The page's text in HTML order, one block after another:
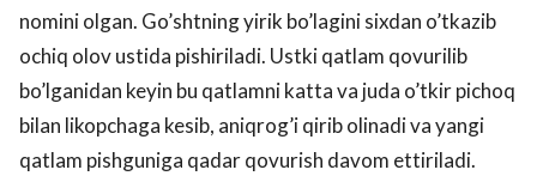
nomini olgan. Go’shtning yirik bo’lagini sixdan o’tkazib
ochiq olov ustida pishiriladi. Ustki qatlam qovurilib
bo’lganidan keyin bu qatlamni katta va juda o’tkir pichoq
bilan likopchaga kesib, aniqrog’i qirib olinadi va yangi
qatlam pishguniga qadar qovurish davom ettiriladi.